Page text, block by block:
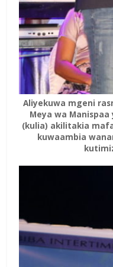
Aliyekuwa mgeni
Meya wa
(kulia) akilitakia
kuwaambia